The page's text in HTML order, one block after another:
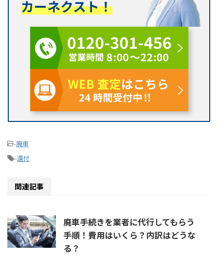
カーネクスト！
-廃車
-還付
関連記事
廃車手続きを業者に代行してもらう
手順！費用はいくら？内訳はどうな
る？